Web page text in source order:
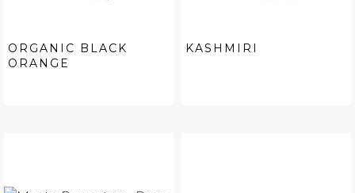
ORGANIC BLACK
ORANGE
KASHMIRI